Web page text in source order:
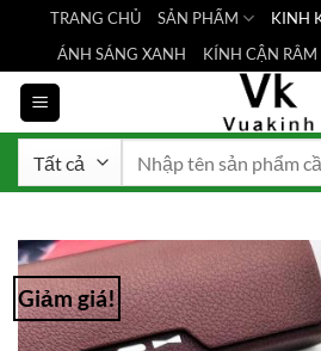
nội
dung
TRANG CHỦ SẢN PHẨM KINH
ÁNH SÁNG XANH
KÍNH CẬN RÂM
Giảm giá!